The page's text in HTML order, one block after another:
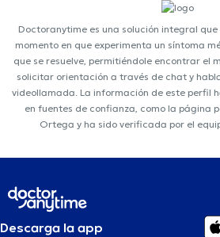
Doctoranytime es una solución integral
momento en que experimenta un síntoma
que se resuelve, permitiéndole encontrar el
solicitar orientación a través de chat y
videollamada. La información de este perfil
en fuentes de confianza, como la página
Ortega y ha sido verificada por el
Descarga la app